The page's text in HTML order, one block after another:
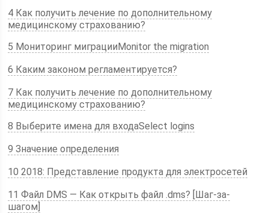
4 Как получить лечение по дополнительному
медицинскому страхованию?
5 Мониторинг миграцииMonitor the migration
6 Каким законом регламентируется?
7 Как получить лечение по дополнительному
медицинскому страхованию?
8 Выберите имена для входаSelect logins
9 Значение определения
10 2018: Представление продукта для электросетей
11 Файл DMS — Как открыть файл .dms? [Шаг-за-
шагом]